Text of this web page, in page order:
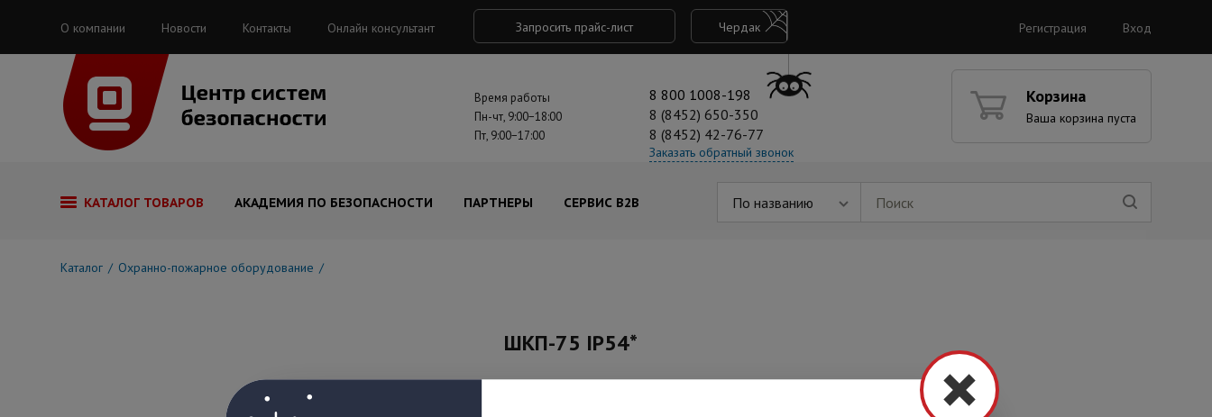
О компании Новости Контакты Онлайн консультант Запросить прайс-лист Чердак Регистрация Вход
Время работы
Пн-чт, 9:00−18:00
Пт, 9:00−17:00
8 800 1008-198
8 (8452) 650-350
8 (8452) 42-76-77
Заказать обратный звонок
Корзина
Ваша корзина пуста
КАТАЛОГ ТОВАРОВ АКАДЕМИЯ ПО БЕЗОПАСНОСТИ ПАРТНЕРЫ СЕРВИС B2B По названию
Каталог Охранно-пожарное оборудование
ШКП-75 IP54*